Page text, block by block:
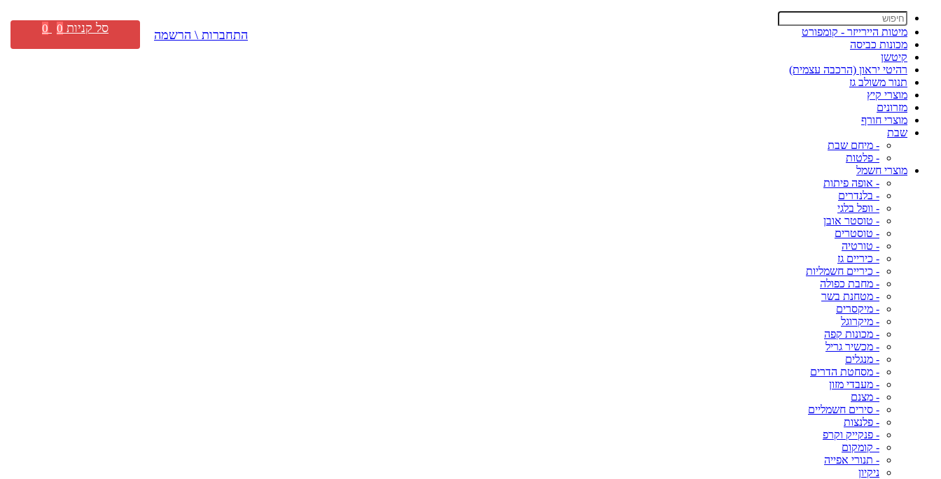
מיטות היירייזר - קומפורט
מכונות כביסה
קיטשן
רהיטי יראון (הרכבה עצמית)
תנור משולב גז
מוצרי קיץ
מזרונים
מוצרי חורף
שבת
- מיחם שבת
- פלטות
מוצרי חשמל
- אופה פיתות
- בלנדרים
- וופל בלגי
- טוסטר אובן
- טוסטרים
- טורטיה
- כיריים גז
- כיריים חשמליות
- מחבת כפולה
- מטחנת בשר
- מיקסרים
- מיקרוגל
- מכונות קפה
- מכשיר גריל
- מנגלים
- מסחטת הדרים
- מעבדי מזון
- מצנם
- סירים חשמליים
- פלנצות
- פנקייק וקרפ
- קומקום
- תנורי אפייה
ניקיון
התחברות \ הרשמה סל קניות 0
0